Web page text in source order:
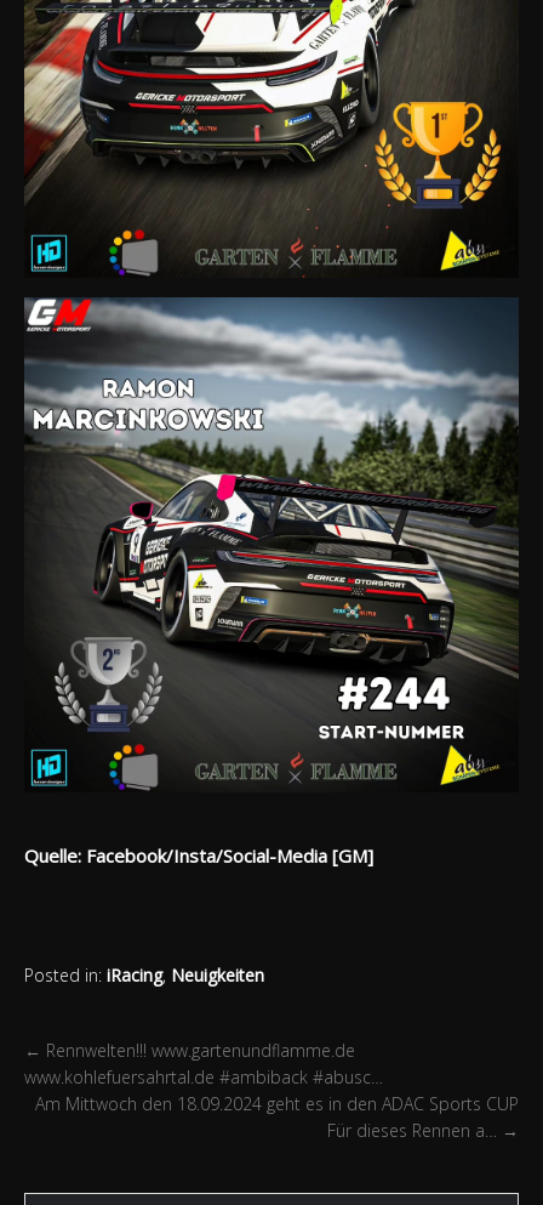
Quelle: Facebook/Insta/Social-Media [GM]
Posted in: iRacing, Neuigkeiten
← Rennwelten!!! www.gartenundflamme.de
www.kohlefuersahrtal.de #ambiback #abusc…
Am Mittwoch den 18.09.2024 geht es in den ADAC Sports CUP
Für dieses Rennen a…
→